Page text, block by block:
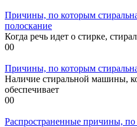
Причины, по которым
полоскание
Когда речь идет о стирке,
00
Причины, по которым
Наличие стиральной машины,
обеспечивает
00
Распространенные причины,